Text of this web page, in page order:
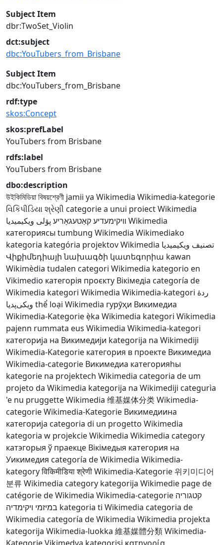
Subject Item
dbr:TwoSet_Violin
dct:subject
dbc:YouTubers_from_Brisbane
Subject Item
dbc:YouTubers_from_Brisbane
rdf:type
skos:Concept
skos:prefLabel
YouTubers from Brisbane
rdfs:label
YouTubers from Brisbane
dbo:description
উইকিমিডিয়া বিষয়শ্রেণী jamii ya Wikimedia Wikimedia-kategorie
વિકિપીડિયા શ્રેણી categorie a unui proiect Wikimedia
וויקימעדיע קאַטעגאָריע پۆلی ویکیمیدیا
Wikimedia
категориясы tumbung Wikimedia Wikimediako
kategoria kategória projektov Wikimedia تصنيف ويكيميديا
Վիքիմեդիայի նախագծի կատեգորիա kawan
Wikimèdia tudalen categori Wikimedia kategorio en
Vikimedio категорія проєкту Вікімедіа categoría de
Wikimedia kategori Wikimedia Wikimedia-kategori ردهٔ
ویکی‌پدیا thể loại Wikimedia гурӯҳи Викимедиа
Wikimedia-Kategorie ẹ̀ka Wikimedia kategori Wikimedia
pajenn rummata eus Wikimedia Wikimedia-kategori
категорија на Викимедији kategorija na Wikimediji
Wikimedia-Kategorie категория в проекте Викимедиа
Wikimedia-categorie Викимедиа категорияһы
kategorie na projektech Wikimedia categoria de um
projeto da Wikimedia kategorija na Wikimediji categurìa
'e nu pruggette Wikimedia 维基媒体分类Wikimedia-
categorieWikimedia-Kategorie Викимедиина
категорија categoria di un progetto Wikimedia
kategoria w projekcie Wikimedia Wikimedia category
катэгорыя ў праекце Вікімедыя категория на
Уикимедия categoría de Wikimedia Wikimedia-
kategoryविकिमीडिया श्रेणीWikimedia-Kategorie 위키미디어
분류 Wikimedia category kategorija Wikimedie page de
catégorie de Wikimedia Wikimedia-categorie קטגוריה
במיזמי ויקימדיה kategoria ti Wikimedia categoria de
Wikimedia categoría de Wikimedia Wikimedia projekta
kategorija Wikimedia-luokka 維基媒體分類Wikimedia-